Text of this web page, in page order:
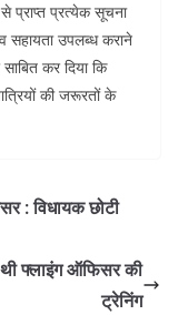
प्राप्त प्रत्येक सूचना
सहायता उपलब्ध कराने
कर दिया कि
की जरूरतों के
: विधायक छोटी
फ्लाइंग ऑफिसर की
ट्रेनिंग